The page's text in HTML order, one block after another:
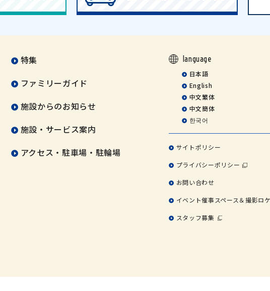
特集
ファミリーガイド
施設からのお知らせ
施設・サービス案内
アクセス・駐車場・駐輪場
language
日本語
English
中文繁体
中文簡体
한국어
サイトポリシー
プライバシーポリシー
お問い合わせ
イベント催事スペース＆撮影ロ
スタッフ募集